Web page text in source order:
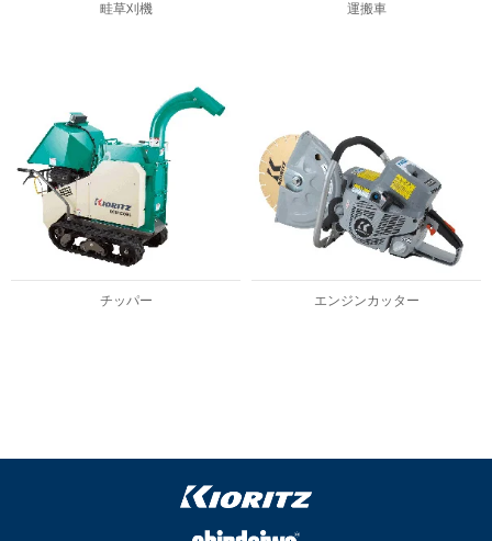
畦草刈機 運搬車
チッパー エンジンカッター